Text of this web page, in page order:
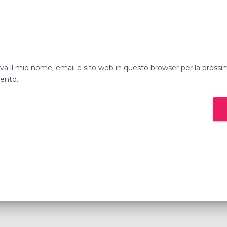
il mio nome, email e sito web in questo browser per la